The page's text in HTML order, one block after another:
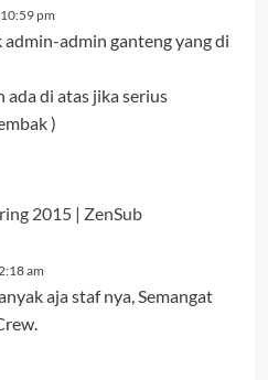
pm
admin ganteng yang di
ada di atas jika serius
)
2015 | ZenSub
am
aja staf nya, Semangat